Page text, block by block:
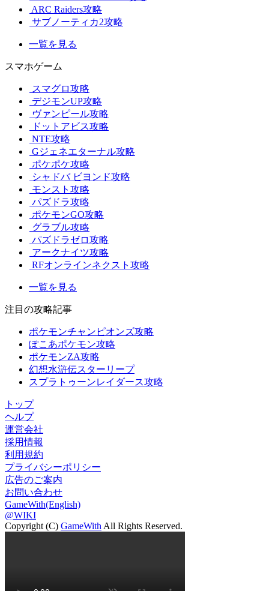
ARC Raiders攻略
サブノーティカ2攻略
一覧を見る
スマホゲーム
スマグロ攻略
デジモンUP攻略
ヴァンピール攻略
ドットアビス攻略
NTE攻略
Gジェネエターナル攻略
ポケポケ攻略
シャドバ ビヨンド攻略
モンスト攻略
パズドラ攻略
ポケモンGO攻略
グラブル攻略
パズドラゼロ攻略
アークナイツ攻略
RFオンラインネクスト攻略
一覧を見る
注目の攻略記事
ポケモンチャンピオンズ攻略
ぽこあポケモン攻略
ポケモンZA攻略
幻想水滸伝スターリープ
スプラトゥーンレイダース攻略
トップ
ヘルプ
運営会社
採用情報
利用規約
プライバシーポリシー
広告のご案内
お問い合わせ
GameWith(English)
@WIKI
Copyright (C) GameWith All Rights Reserved.